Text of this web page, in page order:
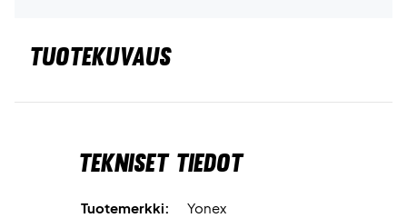
TUOTEKUVAUS
Tekniset tiedot
Tuotemerkki:
Yonex